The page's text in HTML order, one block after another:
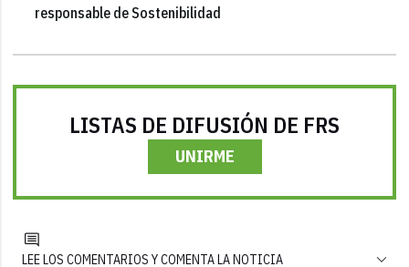
responsable de Sostenibilidad
LISTAS DE DIFUSIÓN DE FRS
UNIRME
LEE LOS COMENTARIOS Y COMENTA LA NOTICIA